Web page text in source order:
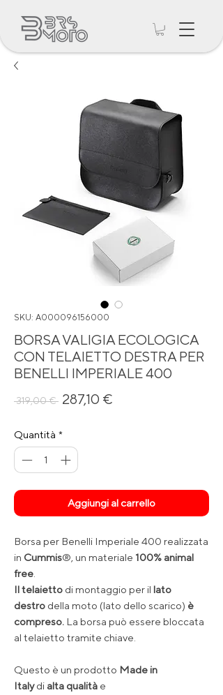
SKU: A000096156000
BORSA VALIGIA ECOLOGICA
CON TELAIETTO DESTRA PER
BENELLI IMPERIALE 400
319,00 € Prezzo
287,10 €
Quantità *
Aggiungi al carrello
Borsa per Benelli Imperiale 400 realizzata
in Cummis®, un materiale 100% animal
free
Il telaietto di montaggio per il lato
destro della moto (lato dello scarico) è
compreso. La borsa può essere bloccata
al telaietto tramite chiave.
Questo è un prodotto Made in
Italydi alta qualità e